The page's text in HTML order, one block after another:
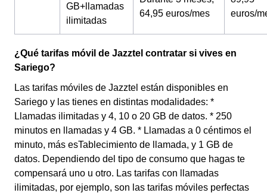
GB+llamadas
ilimitadas
64,95 euros/mes
euros/
¿Qué tarifas móvil de Jazztel contratar si vives en
Sariego?
Las tarifas móviles de Jazztel están disponibles en
Sariego y las tienes en distintas modalidades: *
Llamadas ilimitadas y 4, 10 o 20 GB de datos. * 250
minutos en llamadas y 4 GB. * Llamadas a 0 céntimos el
minuto, más esTablecimiento de llamada, y 1 GB de
datos. Dependiendo del tipo de consumo que hagas te
compensará uno u otro. Las tarifas con llamadas
ilimitadas, por ejemplo, son las tarifas móviles perfectas